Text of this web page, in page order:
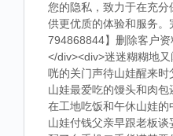
您的隐私，致力于在充
供更优质的体验和服务。
794868844】删除客户资
</div><div>迷迷糊糊地
咣的关门声待山娃醒来
山娃最爱吃的馒头和肉
在工地吃饭和午休山娃
山娃付钱父亲早跟老板